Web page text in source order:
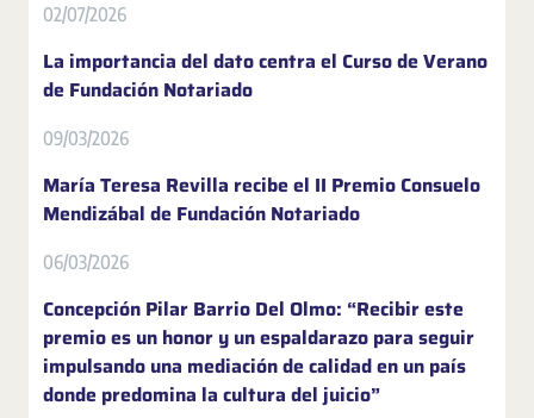
02/07/2026
La importancia del dato centra el Curso de Verano
de Fundación Notariado
09/03/2026
María Teresa Revilla recibe el II Premio Consuelo
Mendizábal de Fundación Notariado
06/03/2026
Concepción Pilar Barrio Del Olmo: “Recibir este
premio es un honor y un espaldarazo para seguir
impulsando una mediación de calidad en un país
donde predomina la cultura del juicio”